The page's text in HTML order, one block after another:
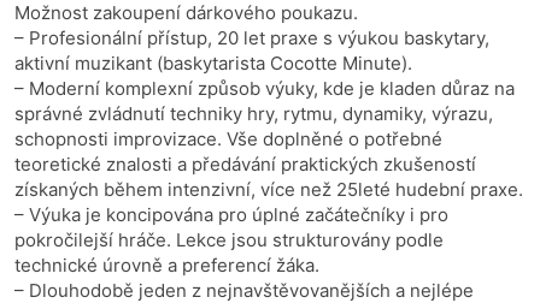
Možnost zakoupení dárkového poukazu.
– Profesionální přístup, 20 let praxe s výukou baskytary,
aktivní muzikant (baskytarista Cocotte Minute).
– Moderní komplexní způsob výuky, kde je kladen důraz na
správné zvládnutí techniky hry, rytmu, dynamiky, výrazu,
schopnosti improvizace. Vše doplněné o potřebné
teoretické znalosti a předávání praktických zkušeností
získaných během intenzivní, více než 25leté hudební praxe.
– Výuka je koncipována pro úplné začátečníky i pro
pokročilejší hráče. Lekce jsou strukturovány podle
technické úrovně a preferencí žáka.
– Dlouhodobě jeden z nejnavštěvovanějších a nejlépe